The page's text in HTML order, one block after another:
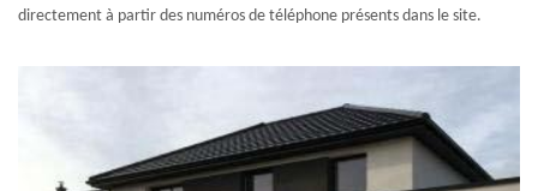
directement à partir des numéros de téléphone présents dans le site.